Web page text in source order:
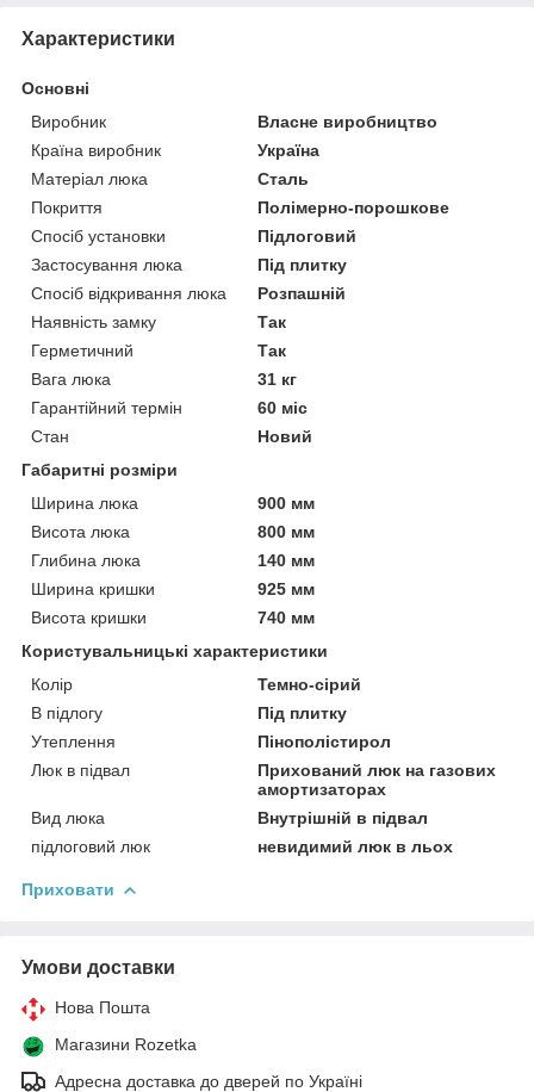
Характеристики
Основні
Виробник
Власне виробництво
Країна виробник
Україна
Матеріал люка
Сталь
Покриття
Полімерно-порошкове
Спосіб установки
Підлоговий
Застосування люка
Під плитку
Спосіб відкривання люка
Розпашній
Наявність замку
Так
Герметичний
Так
Вага люка
31 кг
Гарантійний термін
60 міс
Стан
Новий
Габаритні розміри
Ширина люка
900 мм
Висота люка
800 мм
Глибина люка
140 мм
Ширина кришки
925 мм
Висота кришки
740 мм
Користувальницькі характеристики
Колір
Темно-сірий
В підлогу
Під плитку
Утеплення
Пінополістирол
Люк в підвал
Прихований люк на газових
амортизаторах
Вид люка
Внутрішній в підвал
підлоговий люк
невидимий люк в льох
Приховати
Умови доставки
Нова Пошта
Магазини Rozetka
Адресна доставка до дверей по Україні